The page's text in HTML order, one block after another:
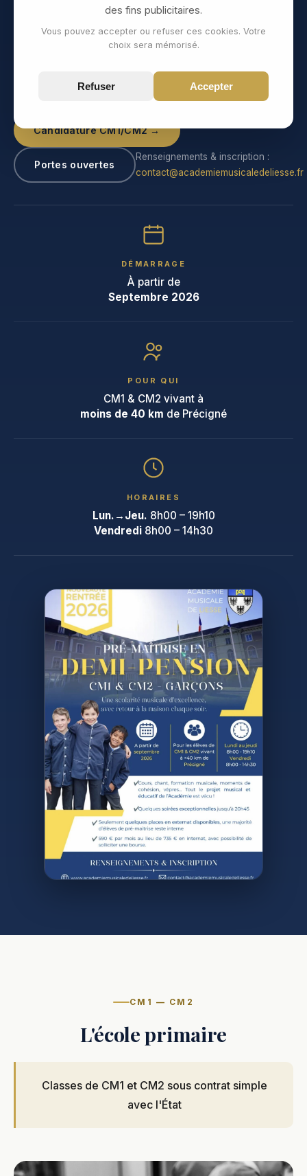
au lieu de 735 €en internat, avec
Candidature CM1/CM2 →
Portes ouvertes
Renseignements & inscription :
contact@academiemusicaledeliesse.fr
DÉMARRAGE
À partir de
Septembre 2026
POUR QUI
CM1 & CM2 vivant à
moins de 40 km de Précigné
HORAIRES
Lun.→Jeu. 8h00 – 19h10
Vendredi 8h00 – 14h30
CM1 — CM2
L'école primaire
Classes de CM1 et CM2 sous contrat simple
avec l'État
des fins publicitaires.
Vous pouvez accepter ou refuser ces cookies. Votre
choix sera mémorisé.
Refuser Accepter